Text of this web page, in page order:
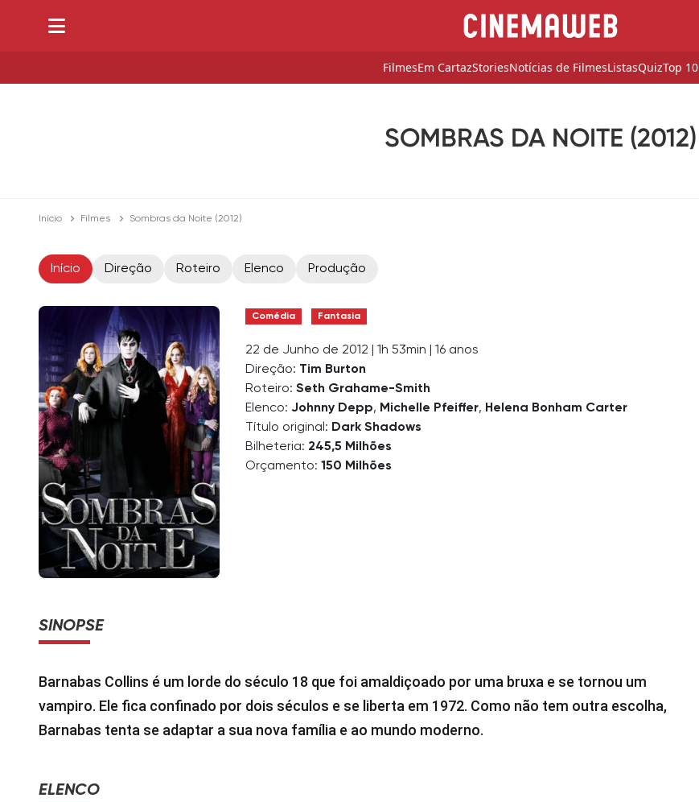
FilmesEm CartazStoriesNotícias de FilmesListasQuizTop 10
SOMBRAS DA NOITE (2012)
Início Filmes Sombras da Noite (2012)
Início Direção Roteiro Elenco Produção
Comédia Fantasia
22 de Junho de 2012 1h 53min
16 anos
Direção: Tim Burton
Roteiro: Seth Grahame-Smith
Elenco: Johnny Depp, Michelle Pfeiffer, Helena Bonham Carter
Título original: Dark Shadows
Bilheteria: 245,5 Milhões
Orçamento: 150 Milhões
SINOPSE
Barnabas Collins é um lorde do século 18 que foi amaldiçoado por uma bruxa e se tornou um
vampiro. Ele fica confinado por dois séculos e se liberta em 1972. Como não tem outra escolha,
Barnabas tenta se adaptar a sua nova família e ao mundo moderno.
ELENCO